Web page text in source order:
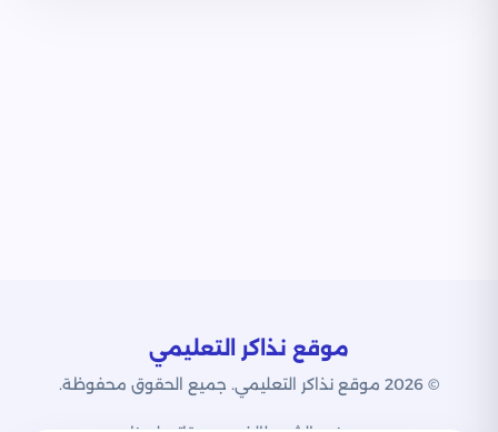
موقع نذاكر التعليمي
© 2026 موقع نذاكر التعليمي. جميع الحقوق محفوظة.